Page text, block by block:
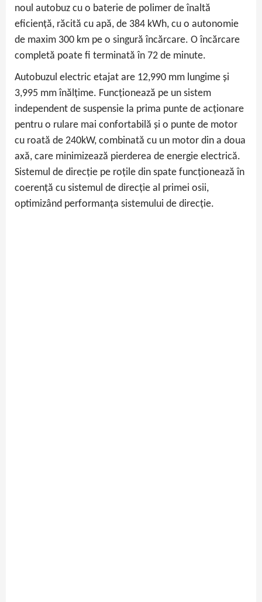
noul autobuz cu o baterie de polimer de înaltă
eficiență, răcită cu apă, de 384 kWh, cu o autonomie
de maxim 300 km pe o singură încărcare. O încărcare
completă poate fi terminată în 72 de minute.
Autobuzul electric etajat are 12,990 mm lungime și
3,995 mm înălțime. Funcționează pe un sistem
independent de suspensie la prima punte de acționare
pentru o rulare mai confortabilă și o punte de motor
cu roată de 240kW, combinată cu un motor din a doua
axă, care minimizează pierderea de energie electrică.
Sistemul de direcție pe roțile din spate funcționează în
coerență cu sistemul de direcție al primei osii,
optimizând performanța sistemului de direcție.